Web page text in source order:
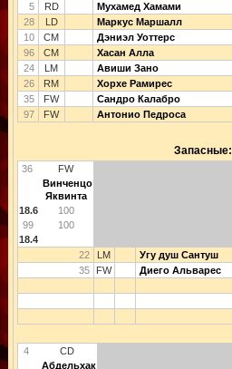
5
RD Мухамед Хамами
28
LD Маркус Маршалл
10
CM Дэниэл Уоттерс
96
CM Хасан Алла
24
LM Авиши Зано
26
RM Хорхе Рамирес
35
FW Сандро Калабро
97
FW Антонио Педроса
Запасные:
36
FW
Винченцо
Яквинта
18.6
100
99
100
18.4
22
LM Угу душ Сантуш
35
FW Диего Альварес
4
CD
Абдельхак